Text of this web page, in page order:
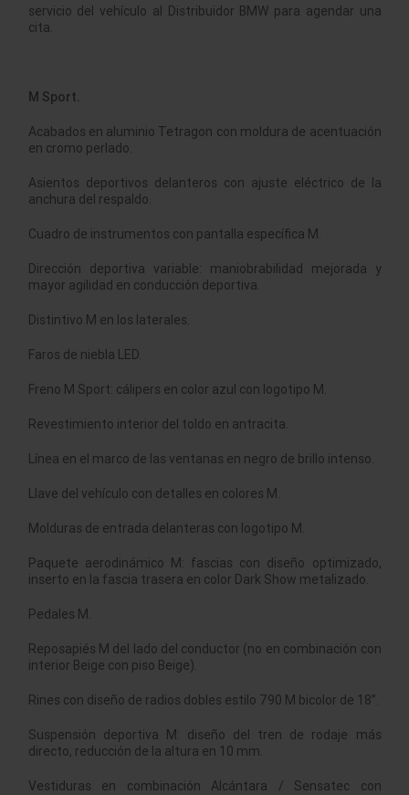
servicio del vehículo al Distribuidor BMW para agendar una
cita.
M Sport.
Acabados en aluminio Tetragon con moldura de acentuación
en cromo perlado.
Asientos deportivos delanteros con ajuste eléctrico de la
anchura del respaldo.
Cuadro de instrumentos con pantalla específica M.
Dirección deportiva variable: maniobrabilidad mejorada y
mayor agilidad en conducción deportiva.
Distintivo M en los laterales.
Faros de niebla LED.
Freno M Sport: cálipers en color azul con logotipo M.
Revestimiento interior del toldo en antracita.
Línea en el marco de las ventanas en negro de brillo intenso.
Llave del vehículo con detalles en colores M.
Molduras de entrada delanteras con logotipo M.
Paquete aerodinámico M: fascias con diseño optimizado,
inserto en la fascia trasera en color Dark Show metalizado.
Pedales M.
Reposapiés M del lado del conductor (no en combinación con
interior Beige con piso Beige).
Rines con diseño de radios dobles estilo 790 M bicolor de 18”.
Suspensión deportiva M: diseño del tren de rodaje más
directo, reducción de la altura en 10 mm.
Vestiduras en combinación Alcántara / Sensatec con